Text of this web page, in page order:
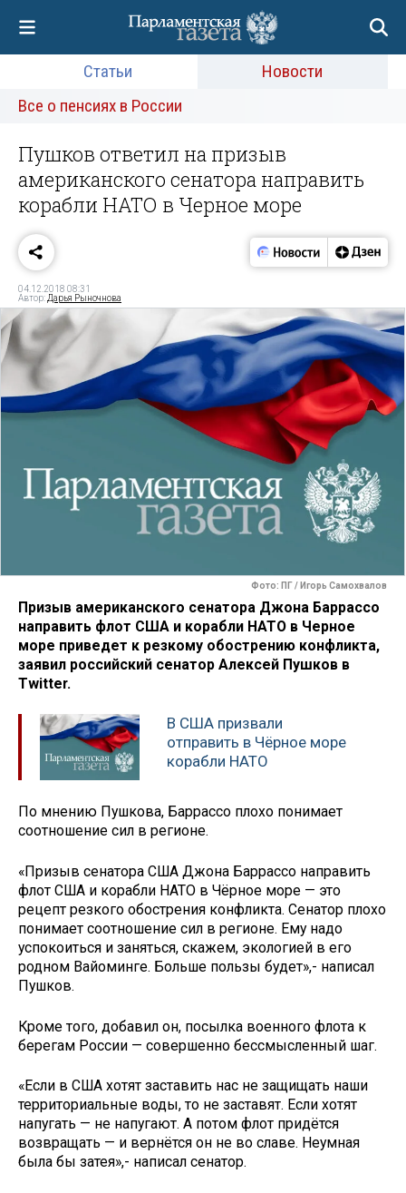
Статьи
Новости
Все о пенсиях в России
Пушков ответил на призыв
американского сенатора направить
корабли НАТО в Черное море
04.12.2018 08:31
Автор: Дарья Рыночнова
Фото: ПГ / Игорь Самохвалов
Призыв американского сенатора Джона Баррассо
направить флот США и корабли НАТО в Черное
море приведет к резкому обострению конфликта,
заявил российский сенатор Алексей Пушков в
Twitter.
В США призвали
отправить в Чёрное море
корабли НАТО
По мнению Пушкова, Баррассо плохо понимает
соотношение сил в регионе.
«Призыв сенатора США Джона Баррассо направить
флот США и корабли НАТО в Чёрное море — это
рецепт резкого обострения конфликта. Сенатор плохо
понимает соотношение сил в регионе. Ему надо
успокоиться и заняться, скажем, экологией в его
родном Вайоминге. Больше пользы будет»,- написал
Пушков.
Кроме того, добавил он, посылка военного флота к
берегам России — совершенно бессмысленный шаг.
«Если в США хотят заставить нас не защищать наши
территориальные воды, то не заставят. Если хотят
напугать — не напугают. А потом флот придётся
возвращать — и вернётся он не во славе. Неумная
была бы затея»,- написал сенатор.